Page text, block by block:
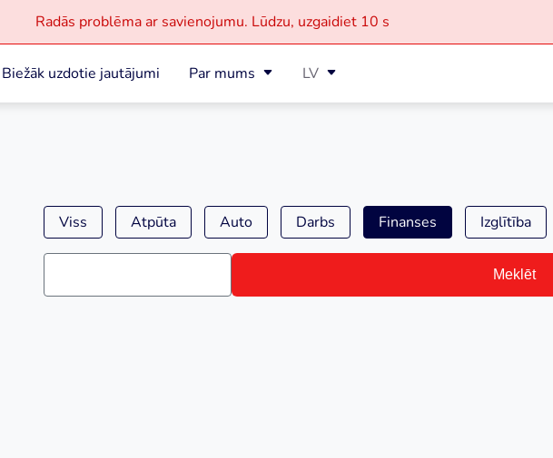
Radās problēma ar savienojumu. Lūdzu, uzgaidiet 10 s
Biežāk uzdotie jautājumi Par mums LV
Viss Atpūta Auto Darbs Finanses Izglītība
Meklēt